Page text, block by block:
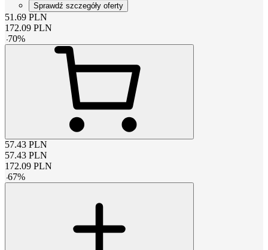
Sprawdź szczegóły oferty
51.69 PLN
172.09 PLN
-70%
57.43 PLN
57.43 PLN
172.09 PLN
-67%